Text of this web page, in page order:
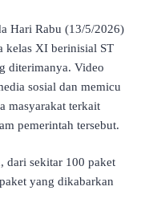
Hari Rabu (13/5/2026)
kelas XI berinisial ST
diterimanya. Video
sosial dan memicu
masyarakat terkait
pemerintah tersebut.
dari sekitar 100 paket
yang dikabarkan